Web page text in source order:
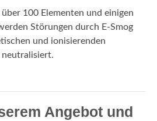
100 Elementen und einigen
Störungen durch E-Smog
und ionisierenden
neutralisiert.
Angebot und